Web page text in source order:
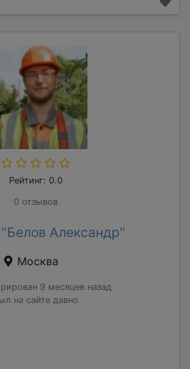
Рейтинг: 0.0
0 отзывов
Александр"
Москва
9 месяцев назад
на сайте давно